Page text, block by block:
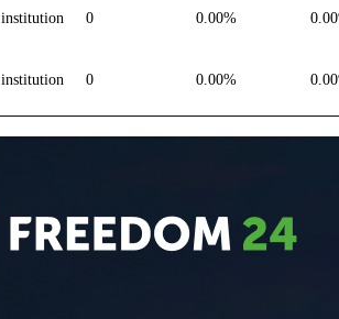
institution 0 0.00%
institution 0 0.00%